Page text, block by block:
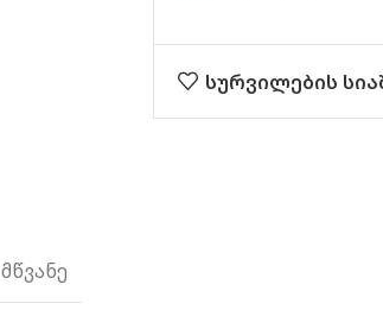
სურვილების
მწვანე